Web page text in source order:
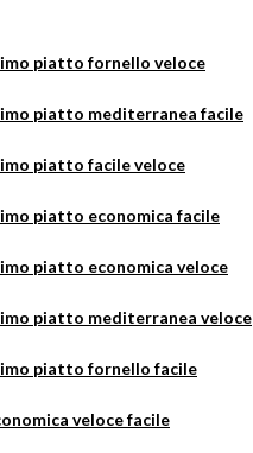
piatto fornello veloce
piatto mediterranea facile
piatto facile veloce
piatto economica facile
piatto economica veloce
piatto mediterranea veloce
piatto fornello facile
veloce facile